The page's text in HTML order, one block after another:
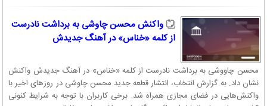
واکنش محسن چاوشی به برداشت نادرست
از کلمه «خناس» در آهنگ جدیدش
محسن چاووشی به برداشت نادرست از کلمه «خناس» در آهنگ جدیدش واکنش
نشان داد. به گزارش انتخاب، انتشار قطعه جدید محسن چاوشی در روزهای اخیر با
واکنش‌هایی در فضای مجازی همراه شد. برخی کاربران با توجه به شرایط کنونی